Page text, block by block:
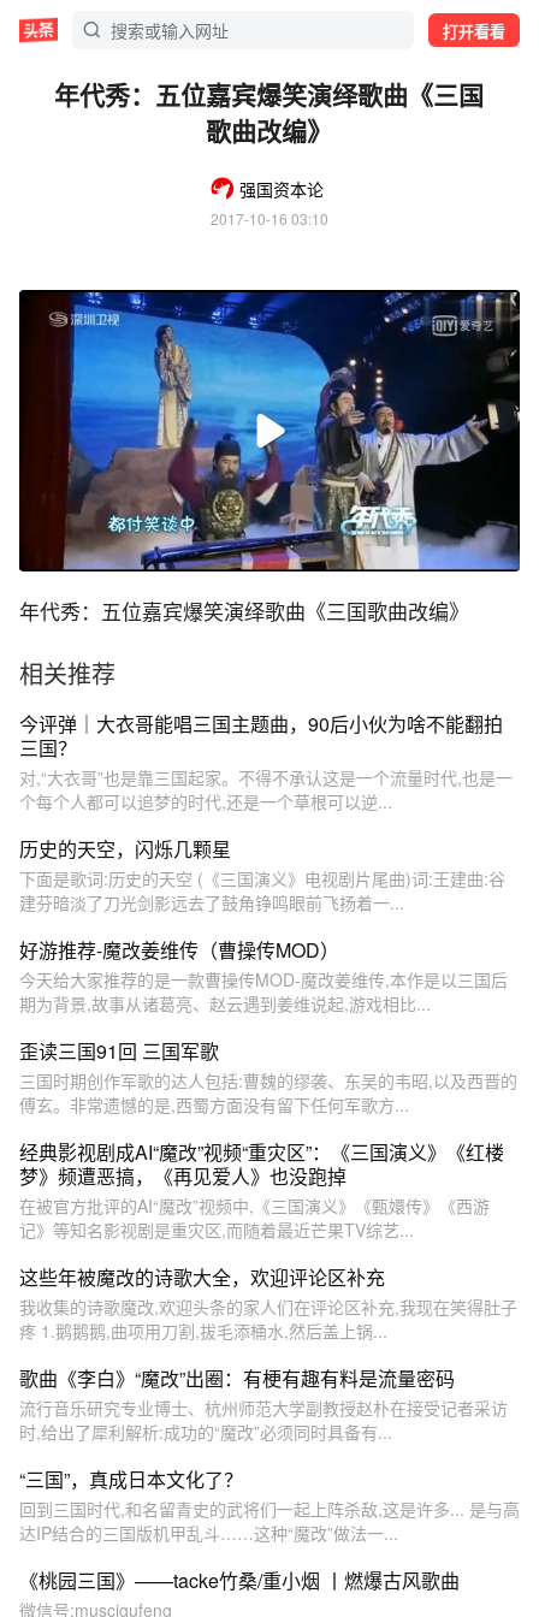
打开看看
年代秀：五位嘉宾爆笑演绎歌曲《三国
歌曲改编》
强国资本论
2017-10-16 03:10
年代秀：五位嘉宾爆笑演绎歌曲《三国歌曲改编》
相关推荐
今评弹｜大衣哥能唱三国主题曲，90后小伙为啥不能翻拍
三国？
对,“大衣哥”也是靠三国起家。不得不承认这是一个流量时代,也是一
个每个人都可以追梦的时代,还是一个草根可以逆...
历史的天空，闪烁几颗星
下面是歌词:历史的天空 (《三国演义》电视剧片尾曲)词:王建曲:谷
建芬暗淡了刀光剑影远去了鼓角铮鸣眼前飞扬着一...
好游推荐-魔改姜维传（曹操传MOD）
今天给大家推荐的是一款曹操传MOD-魔改姜维传,本作是以三国后
期为背景,故事从诸葛亮、赵云遇到姜维说起,游戏相比...
歪读三国91回 三国军歌
三国时期创作军歌的达人包括:曹魏的缪袭、东吴的韦昭,以及西晋的
傅玄。非常遗憾的是,西蜀方面没有留下任何军歌方...
经典影视剧成AI“魔改”视频“重灾区”：《三国演义》《红楼
梦》频遭恶搞，《再见爱人》也没跑掉
在被官方批评的AI“魔改”视频中,《三国演义》《甄嬛传》《西游
记》等知名影视剧是重灾区,而随着最近芒果TV综艺...
这些年被魔改的诗歌大全，欢迎评论区补充
我收集的诗歌魔改,欢迎头条的家人们在评论区补充,我现在笑得肚子
疼 1.鹅鹅鹅,曲项用刀割,拔毛添桶水,然后盖上锅...
歌曲《李白》“魔改”出圈：有梗有趣有料是流量密码
流行音乐研究专业博士、杭州师范大学副教授赵朴在接受记者采访
时,给出了犀利解析:成功的“魔改”必须同时具备有...
“三国”，真成日本文化了？
回到三国时代,和名留青史的武将们一起上阵杀敌,这是许多... 是与高
达IP结合的三国版机甲乱斗……这种“魔改”做法一...
《桃园三国》——tacke竹桑/重小烟 丨燃爆古风歌曲
微信号:muscigufeng